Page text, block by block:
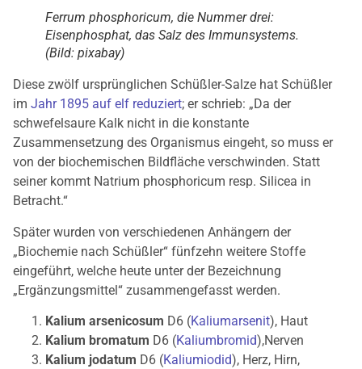
Ferrum phosphoricum, die Nummer drei:
Eisenphosphat, das Salz des Immunsystems.
(Bild: pixabay)
Diese zwölf ursprünglichen Schüßler-Salze hat Schüßler
im Jahr 1895 auf elf reduziert; er schrieb: „Da der
schwefelsaure Kalk nicht in die konstante
Zusammensetzung des Organismus eingeht, so muss er
von der biochemischen Bildfläche verschwinden. Statt
seiner kommt Natrium phosphoricum resp. Silicea in
Betracht.“
Später wurden von verschiedenen Anhängern der
„Biochemie nach Schüßler“ fünfzehn weitere Stoffe
eingeführt, welche heute unter der Bezeichnung
„Ergänzungsmittel“ zusammengefasst werden.
Kalium arsenicosum D6 (Kaliumarsenit), Haut
Kalium bromatum D6 (Kaliumbromid),Nerven
Kalium jodatum D6 (Kaliumiodid), Herz, Hirn,